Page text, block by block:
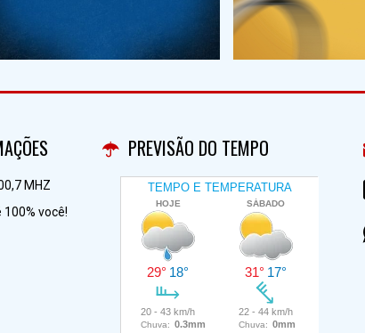
MHZ
100% você!
PREVISÃO DO TEMPO